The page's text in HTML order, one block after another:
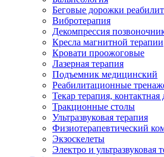
Беговые дорожки
Вибротерапия
Декомпрессия
Кресла магнитной терапии
Кровати проожоговые
Лазерная терапия
Подъемник медицинский
Реабилитационные
Текар терапия, контактная
Тракционные столы
Ультразвуковая терапия
Физиотерапевтический
Экзоскелеты
Электро и ультразвуковая